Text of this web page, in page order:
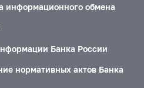
информационного обмена
Банка России
нормативных актов Банка